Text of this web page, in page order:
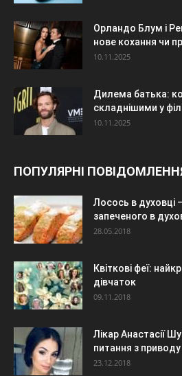
Орландо Блум і
нове кохання чи
10.11.2025
Дилема батька:
складнішими у
10.11.2025
ПОПУЛЯРНІ
Лосось в духовці
запеченого в
28.05.2018
Квіткові феї:
дівчаток
09.11.2018
Лікар Анастасії
питання з приводу
23.12.2018